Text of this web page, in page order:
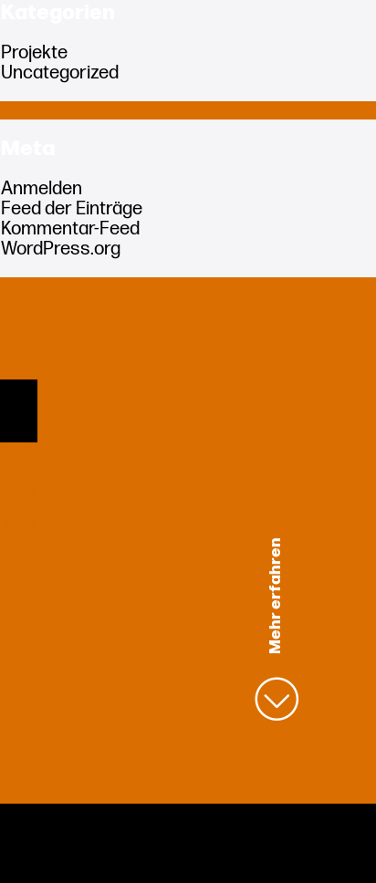
Mehr erfahren
Projekte
Uncategorized
Anmelden
Feed der Einträge
Kommentar-Feed
WordPress.org